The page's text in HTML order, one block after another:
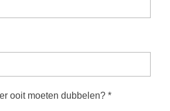
ooit moeten dubbelen? *